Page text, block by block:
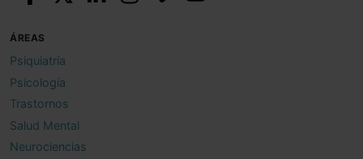
ÁREAS
Psiquiatría
Psicología
Trastornos
Salud Mental
Neurociencias